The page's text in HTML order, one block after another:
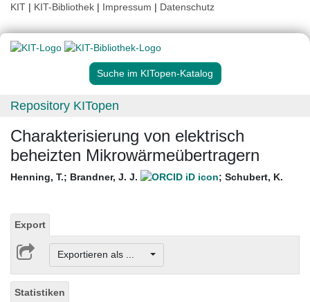
KIT | KIT-Bibliothek | Impressum | Datenschutz
Suche im KITopen-Katalog
Repository KITopen
Charakterisierung von elektrisch
beheizten Mikrowärmeübertragern
Henning, T.; Brandner, J. J. ; Schubert, K.
Export
Exportieren als ...
Statistiken